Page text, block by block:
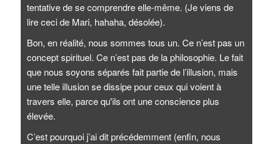
tentative de se comprendre elle-même. (Je viens de
lire ceci de Mari, hahaha, désolée).
Bon, en réalité, nous sommes tous un. Ce n’est pas un
concept spirituel. Ce n’est pas de la philosophie. Le fait
que nous soyons séparés fait partie de l’illusion, mais
une telle illusion se dissipe pour ceux qui voient à
travers elle, parce qu'ils ont une conscience plus
élevée.
C’est pourquoi j’ai dit précédemment (enfin, nous